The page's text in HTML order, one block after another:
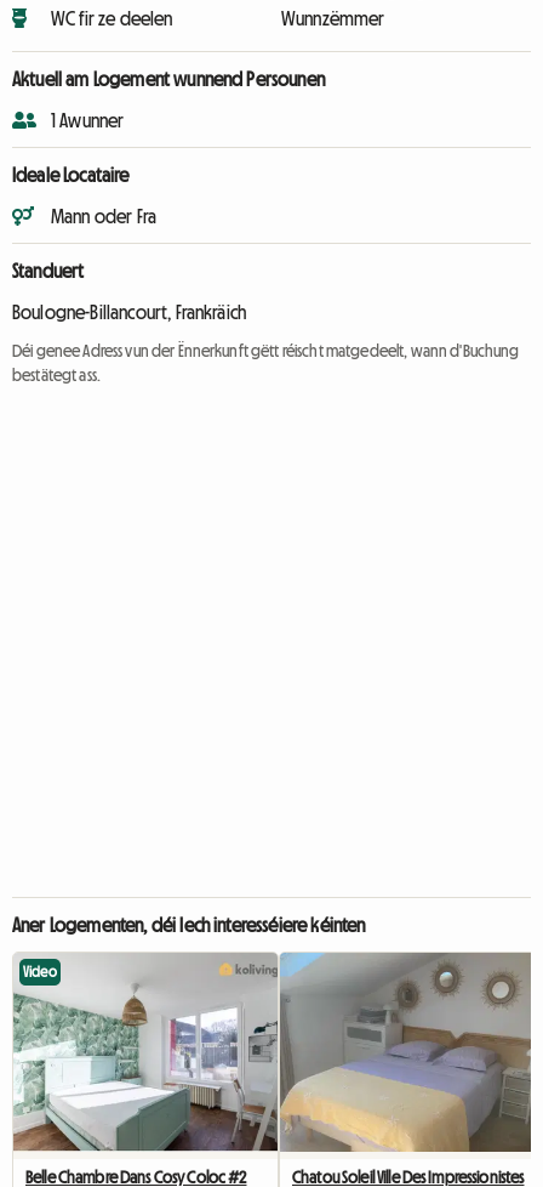
WC fir ze deelen
Wunnzëmmer
Aktuell am Logement wunnend Persounen
1 Awunner
Ideale Locataire
Mann oder Fra
Standuert
Boulogne-Billancourt, Frankräich
Déi genee Adress vun der Ënnerkunft gëtt réischt matgedeelt, wann d'Buchung
bestätegt ass.
Aner Logementen, déi Iech interesséiere kéinten
Video
Belle Chambre Dans Cosy Coloc #2 Chatou Soleil Ville Des Impressionistes